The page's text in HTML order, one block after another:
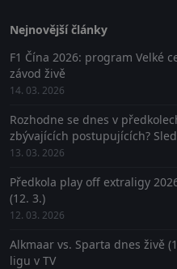
Nejnovější články
F1 Čína 2026: program Velké
závod živě
14. 03. 2026
Rozhodne se dnes v
zbývajících postupujících?
13. 03. 2026
Předkola play off extraligy
(12. 3.)
12. 03. 2026
Alkmaar vs. Sparta dnes živě
ligu v TV